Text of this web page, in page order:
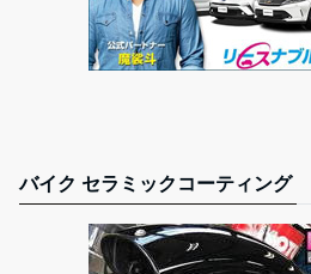
バイク セラミックコーティング